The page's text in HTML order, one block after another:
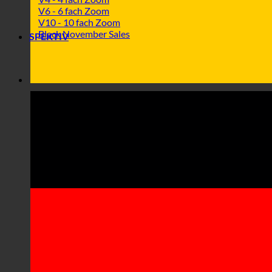
V6 - 6 fach Zoom
V10 - 10 fach Zoom
Black November Sales
SPEKTIV